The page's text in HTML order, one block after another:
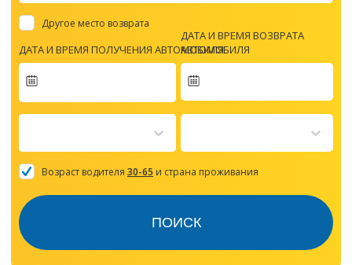
Другое место возврата
ДАТА И ВРЕМЯ ПОЛУЧЕНИЯ АВТОМОБИЛЯ
forward
with
the
and
ДАТА И ВРЕМЯ ВОЗВРАТА
АВТОМОБИЛЯ
Возраст водителя 30-65 и страна проживания
ПОИСК